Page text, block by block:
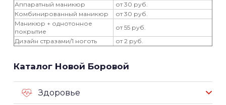
Аппаратный маникюр
от 30 руб.
Комбинированный маникюр
от 30 руб.
Маникюр + однотонное
покрытие
от 55 руб.
Дизайн стразами/1 ноготь
от 2 руб.
Каталог Новой Боровой
Здоровье